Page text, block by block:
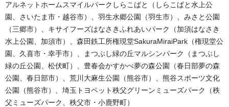
アルネットホームスマイルパークしらこばと（しらこばと水上公
園、さいたま市・越谷市）、羽生水郷公園（羽生市）、みさと公園
（三郷市）、キサイフーズはなさきふれあいパーク（加須はなさき
水上公園、加須市）、森田鉄工所権現堂SakuraMiraiPark（権現堂公
園、久喜市・幸手市）、まつぶし緑の丘マルシンパーク（まつぶし
緑の丘公園、松伏町）、豊春会かすかべ夢の森公園（春日部夢の森
公園、春日部市）、荒川大麻生公園（熊谷市）、熊谷スポーツ文化
公園（熊谷市）、埼玉トヨペット秩父グリーンミューズパーク（秩
父ミューズパーク、秩父市・小鹿野町）